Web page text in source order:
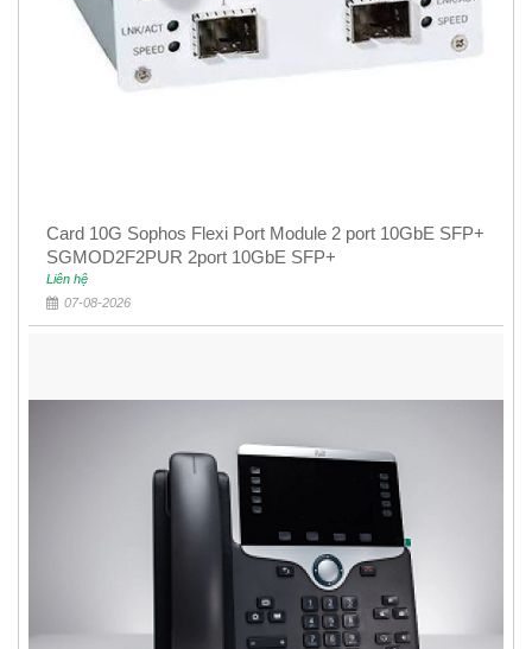
Card 10G Sophos Flexi Port Module 2 port 10GbE SFP+
SGMOD2F2PUR 2port 10GbE SFP+
Liên hệ
07-08-2026